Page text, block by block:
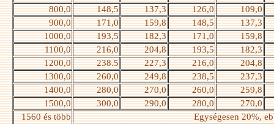
800,0
148,5 137,3 126,0
109,0
900,0
171,0 159,8 148,5
137,3
1000,0
193,5 182,3 171,0
159,8
1100,0
216,0 204,8 193,5
182,3
1200,0
238.5 227,3 216,0
204,8
1300,0
260,0 249,8 238,5
237,3
1400,0
280,0 270,0 260,0
259,8
1500,0
300,0 290,0 280,0
270,0
1560 és több
Egységesen 20%,